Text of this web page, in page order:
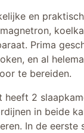
en
Prima
en al
te bereiden.
heeft 2
in beide
In de eerste